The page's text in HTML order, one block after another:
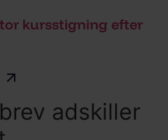
kursstigning efter
adskiller